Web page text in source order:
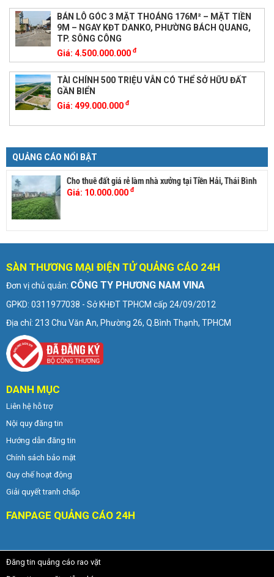
BÁN LÔ GÓC 3 MẶT THOÁNG 176M² – MẶT TIỀN
9M – NGAY KĐT DANKO, PHƯỜNG BÁCH QUANG,
TP. SÔNG CÔNG
Giá: 4.500.000.000 đ
TÀI CHÍNH 500 TRIỆU VẪN CÓ THỂ SỞ HỮU ĐẤT
GẦN BIỂN
Giá: 499.000.000 đ
QUẢNG CÁO NỔI BẬT
Cho thuê đất giá rẻ làm nhà xưởng tại Tiền Hải, Thái Bình
Giá: 10.000.000 đ
SÀN THƯƠNG MẠI ĐIỆN TỬ QUẢNG CÁO 24H
Đơn vị chủ quản: CÔNG TY PHƯƠNG NAM VINA
GPKD: 0311977038 - Sở KHĐT TPHCM cấp 24/09/2012
Địa chỉ: 213 Chu Văn An, Phường 26, Q.Bình Thạnh, TPHCM
DANH MỤC
Liên hệ hỗ trợ
Nội quy đăng tin
Hướng dẫn đăng tin
Chính sách bảo mật
Quy chế hoạt động
Giải quyết tranh chấp
FANPAGE QUẢNG CÁO 24H
Đăng tin quảng cáo rao vặt